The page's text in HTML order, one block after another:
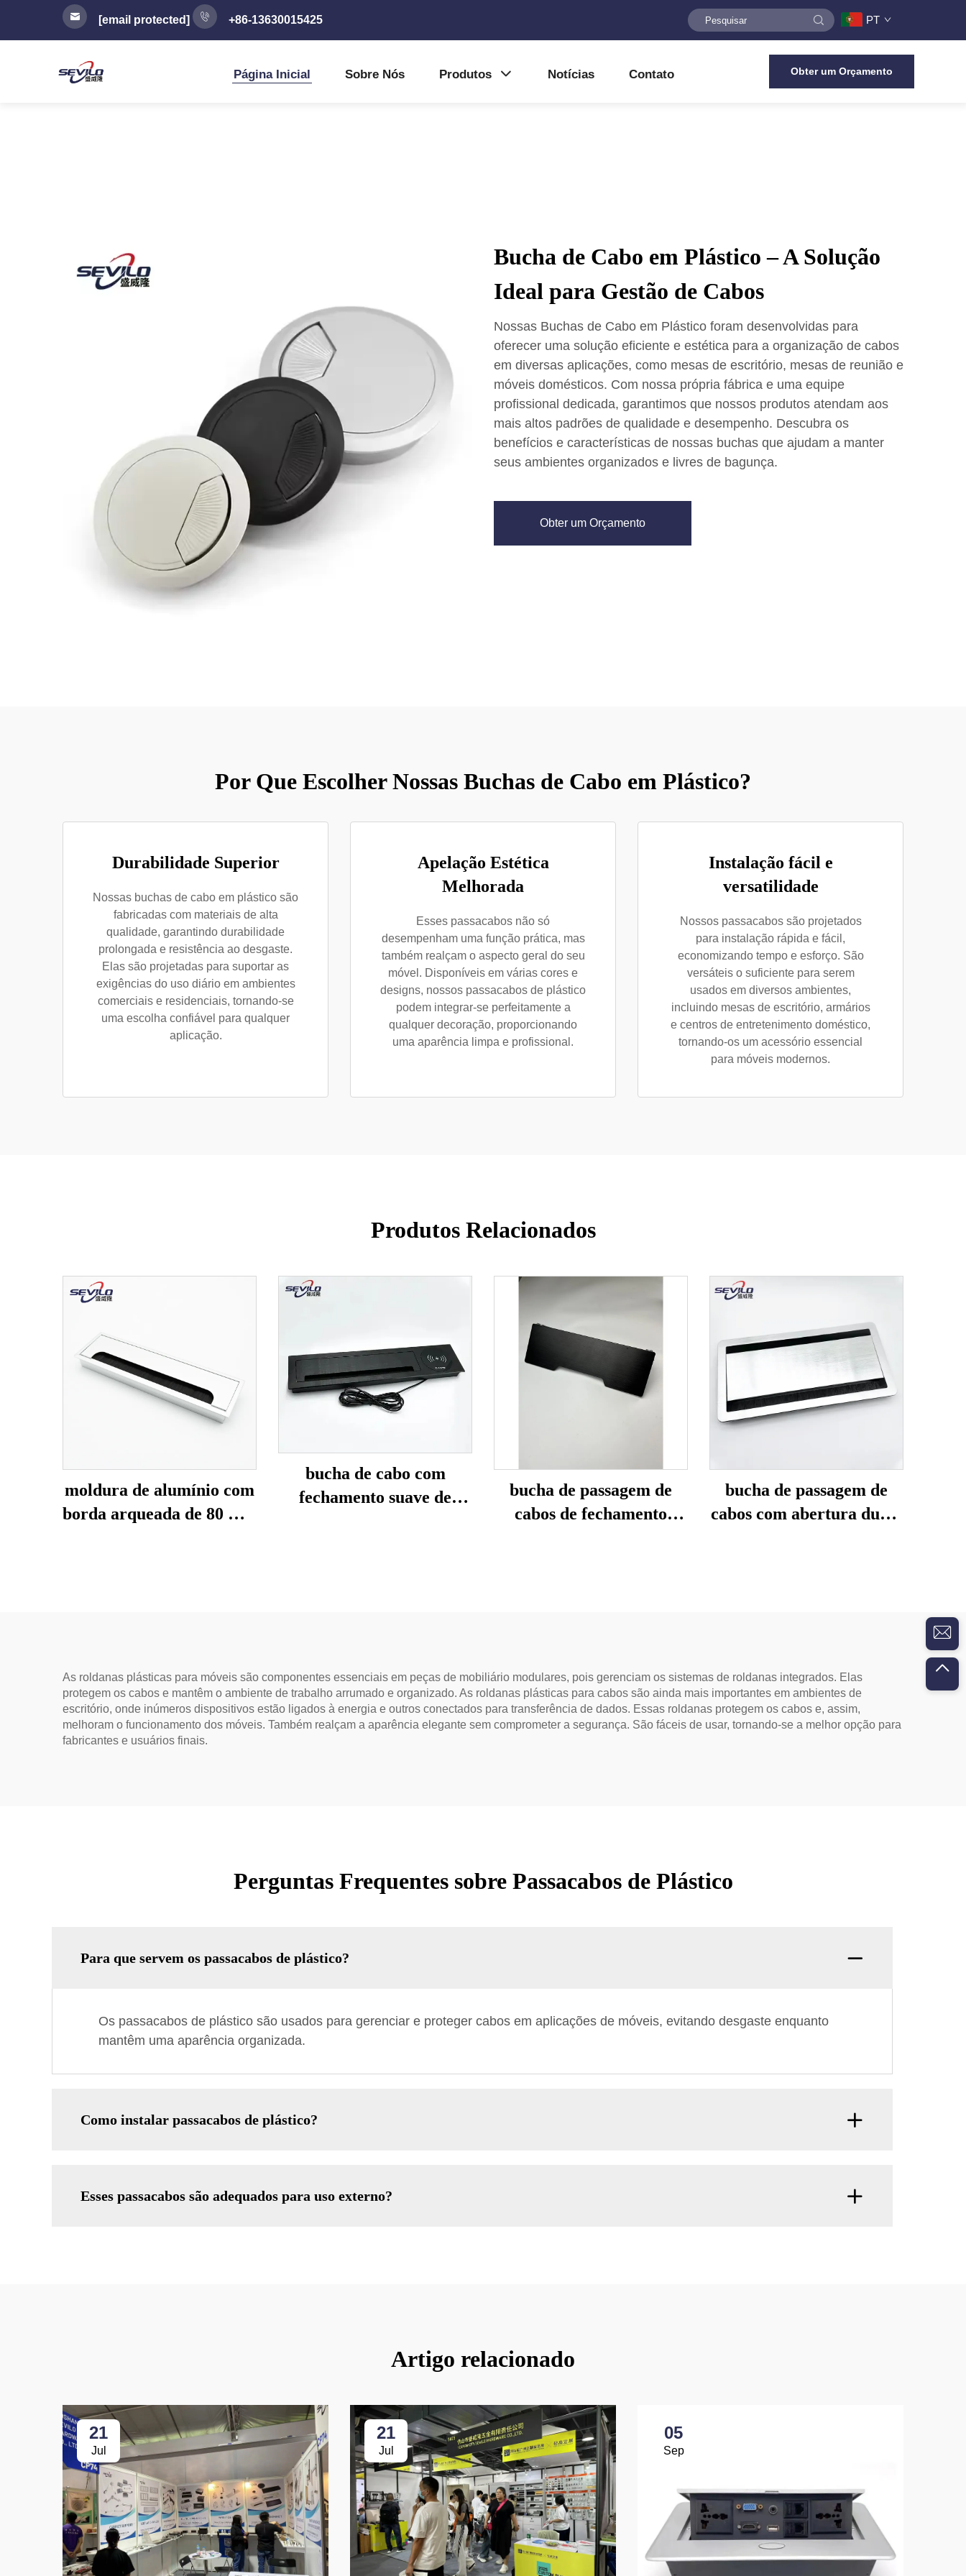
[email protected] +86-13630015425 PT
Página Inicial Sobre Nós Produtos Notícias Contato Obter um Orçamento
Bucha de Cabo em Plástico – A Solução
Ideal para Gestão de Cabos
Nossas Buchas de Cabo em Plástico foram desenvolvidas para
oferecer uma solução eficiente e estética para a organização de cabos
em diversas aplicações, como mesas de escritório, mesas de reunião e
móveis domésticos. Com nossa própria fábrica e uma equipe
profissional dedicada, garantimos que nossos produtos atendam aos
mais altos padrões de qualidade e desempenho. Descubra os
benefícios e características de nossas buchas que ajudam a manter
seus ambientes organizados e livres de bagunça.
Obter um Orçamento
Por Que Escolher Nossas Buchas de Cabo em Plástico?
Durabilidade Superior
Nossas buchas de cabo em plástico são
fabricadas com materiais de alta
qualidade, garantindo durabilidade
prolongada e resistência ao desgaste.
Elas são projetadas para suportar as
exigências do uso diário em ambientes
comerciais e residenciais, tornando-se
uma escolha confiável para qualquer
aplicação.
Apelação Estética
Melhorada
Esses passacabos não só
desempenham uma função prática, mas
também realçam o aspecto geral do seu
móvel. Disponíveis em várias cores e
designs, nossos passacabos de plástico
podem integrar-se perfeitamente a
qualquer decoração, proporcionando
uma aparência limpa e profissional.
Instalação fácil e
versatilidade
Nossos passacabos são projetados
para instalação rápida e fácil,
economizando tempo e esforço. São
versáteis o suficiente para serem
usados em diversos ambientes,
incluindo mesas de escritório, armários
e centros de entretenimento doméstico,
tornando-os um acessório essencial
para móveis modernos.
Produtos Relacionados
moldura de alumínio com
borda arqueada de 80 mm
bucha de cabo com
fechamento suave de
bucha de passagem de
cabos de fechamento
bucha de passagem de
cabos com abertura dupla
As roldanas plásticas para móveis são componentes essenciais em peças de mobiliário modulares, pois gerenciam os sistemas de roldanas integrados. Elas
protegem os cabos e mantêm o ambiente de trabalho arrumado e organizado. As roldanas plásticas para cabos são ainda mais importantes em ambientes de
escritório, onde inúmeros dispositivos estão ligados à energia e outros conectados para transferência de dados. Essas roldanas protegem os cabos e, assim,
melhoram o funcionamento dos móveis. Também realçam a aparência elegante sem comprometer a segurança. São fáceis de usar, tornando-se a melhor opção para
fabricantes e usuários finais.
Perguntas Frequentes sobre Passacabos de Plástico
Para que servem os passacabos de plástico?
Os passacabos de plástico são usados para gerenciar e proteger cabos em aplicações de móveis, evitando desgaste enquanto
mantêm uma aparência organizada.
Como instalar passacabos de plástico?
Esses passacabos são adequados para uso externo?
Artigo relacionado
21
Jul
21
Jul
05
Sep